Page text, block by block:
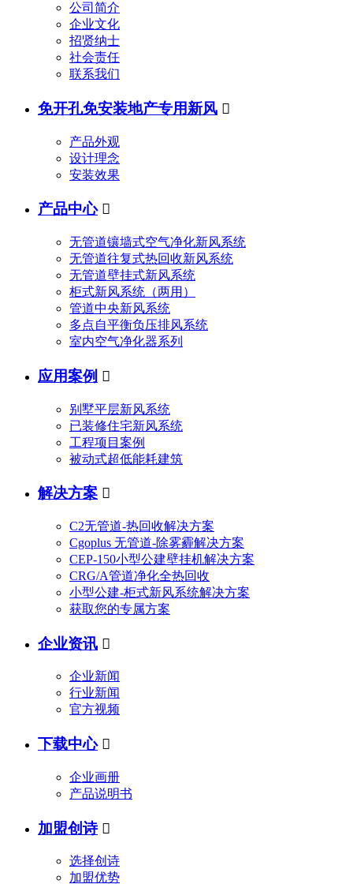
公司简介
企业文化
招贤纳士
社会责任
联系我们
免开孔免安装地产专用新风 
产品外观
设计理念
安装效果
产品中心 
无管道镶墙式空气净化新风系统
无管道往复式热回收新风系统
无管道壁挂式新风系统
柜式新风系统（两用）
管道中央新风系统
多点自平衡负压排风系统
室内空气净化器系列
应用案例 
别墅平层新风系统
已装修住宅新风系统
工程项目案例
被动式超低能耗建筑
解决方案 
C2无管道-热回收解决方案
Cgoplus 无管道-除雾霾解决方案
CEP-150小型公建壁挂机解决方案
CRG/A管道净化全热回收
小型公建-柜式新风系统解决方案
获取您的专属方案
企业资讯 
企业新闻
行业新闻
官方视频
下载中心 
企业画册
产品说明书
加盟创诗 
选择创诗
加盟优势